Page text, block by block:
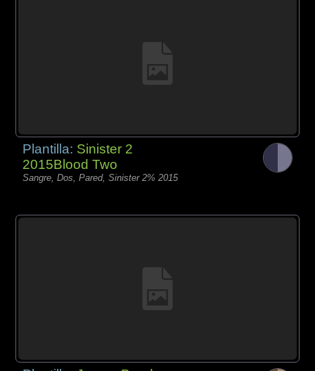
Plantilla: Sinister 2
2015Blood Two
Sangre, Dos, Pared, Sinister 2% 2015